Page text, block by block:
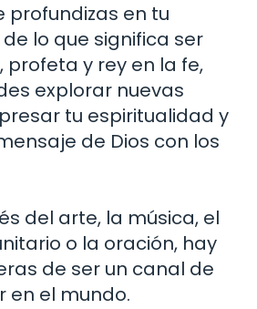
profundizas en tu
lo que significa ser
profeta y rey en la fe,
explorar nuevas
tu espiritualidad y
de Dios con los
del arte, la música, el
o la oración, hay
de ser un canal de
en el mundo.